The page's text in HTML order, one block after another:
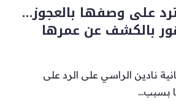
على وصفها بالعجوز…
بالكشف عن عمرها
نادين الراسي على الرد على
بسبب...